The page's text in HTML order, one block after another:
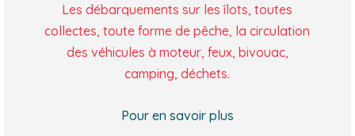
Les débarquements sur les îlots, toutes
collectes, toute forme de pêche, la circulation
des véhicules à moteur, feux, bivouac,
camping, déchets.
Pour en savoir plus